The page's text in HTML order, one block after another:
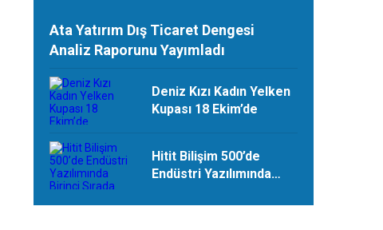
Ata Yatırım Dış Ticaret Dengesi
Analiz Raporunu Yayımladı
Deniz Kızı Kadın Yelken
Kupası 18 Ekim’de
Hitit Bilişim 500’de
Endüstri Yazılımında